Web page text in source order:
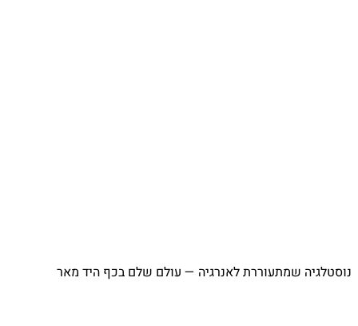
שמתעוררת לאנרגיה — עולם שלם בכף היד מאר